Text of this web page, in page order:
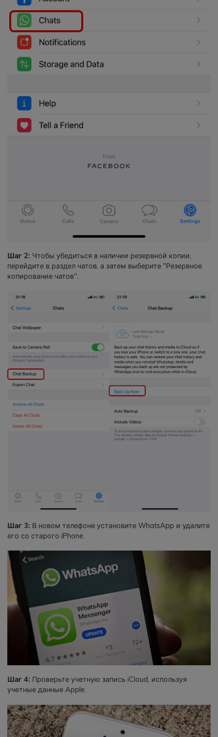
Шаг 2: Чтобы убедиться в наличии резервной копии,
перейдите в раздел чатов, а затем выберите "Резервное
копирование чатов".
Шаг 3: В новом телефоне установите WhatsApp и удалите
его со старого iPhone.
Шаг 4: Проверьте учетную запись iCloud, используя
учетные данные Apple.